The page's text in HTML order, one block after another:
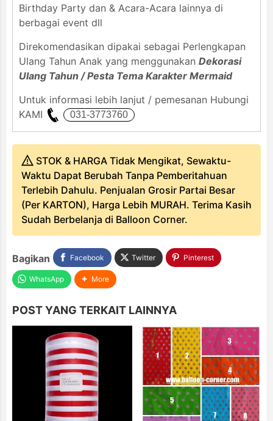
Birthday Party dan & Acara-Acara lainnya di
berbagai event dll
Direkomendasikan dipakai sebagai Perlengkapan
Ulang Tahun Anak yang menggunakan Dekorasi
Ulang Tahun / Pesta Tema Karakter Mermaid
Untuk informasi lebih lanjut / pemesanan Hubungi
KAMI
STOK & HARGA Tidak Mengikat, Sewaktu-
Waktu Dapat Berubah Tanpa Pemberitahuan
Terlebih Dahulu. Penjualan Grosir Partai Besar
(Per KARTON), Harga Lebih MURAH. Terima Kasih
Sudah Berbelanja di Balloon Corner.
Bagikan Facebook Twitter Pinterest
WhatsApp More
POST YANG TERKAIT LAINNYA